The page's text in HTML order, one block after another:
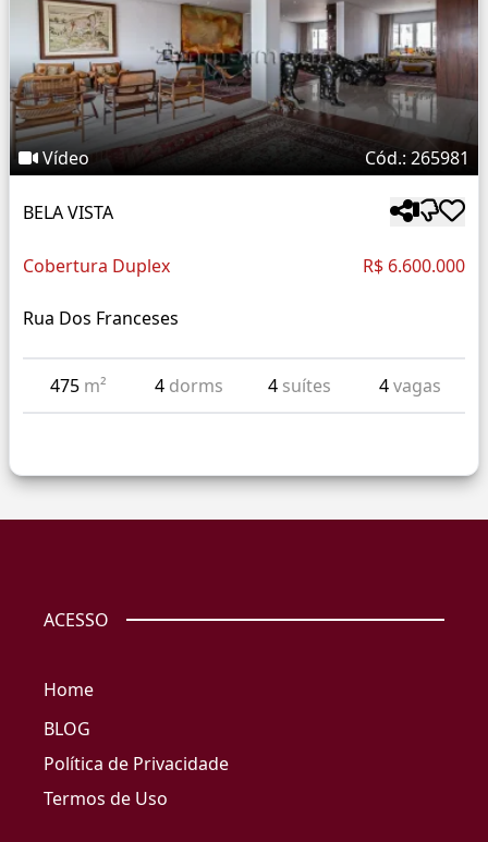
Vídeo Cód.: 265981
BELA VISTA
Cobertura Duplex R$ 6.600.000
Rua Dos Franceses
475 m² 4 dorms 4 suítes 4vagas
ACESSO
Home
BLOG
Política de Privacidade
Termos de Uso